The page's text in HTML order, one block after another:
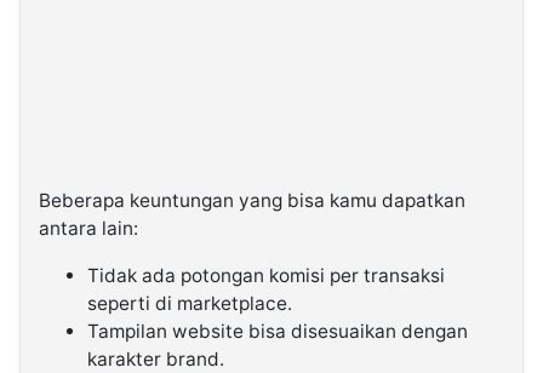
Beberapa keuntungan yang bisa kamu dapatkan
antara lain:
Tidak ada potongan komisi per transaksi
seperti di marketplace.
Tampilan website bisa disesuaikan dengan
karakter brand.